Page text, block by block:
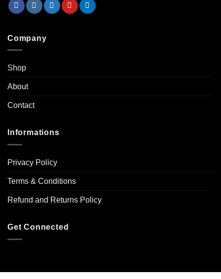
Company
Shop
About
Contact
Informations
Privacy Policy
Terms & Conditions
Refund and Returns Policy
Get Connected